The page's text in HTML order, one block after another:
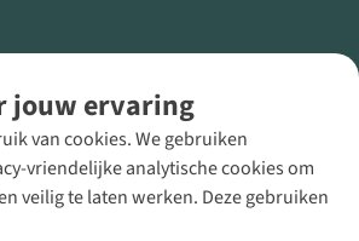
jouw ervaring
van cookies. We gebruiken
vriendelijke analytische cookies om
veilig te laten werken. Deze gebruiken
een Buitenexpert